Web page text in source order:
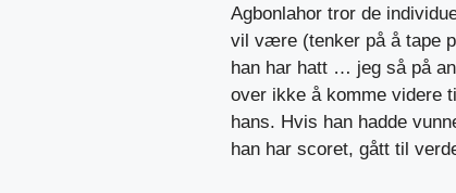
Agbonlahor tror de
vil være (tenker på å tape
han har hatt … jeg så på
over ikke å komme videre
hans. Hvis han hadde
han har scoret, gått til